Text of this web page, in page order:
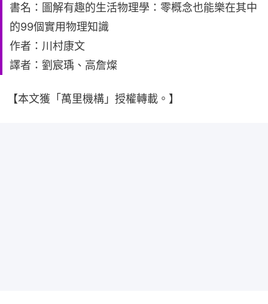
書名：圖解有趣的生活物理學：零概念也能樂在其中
的99個實用物理知識
作者：川村康文
譯者：劉宸瑀、高詹燦
【本文獲「萬里機構」授權轉載。】